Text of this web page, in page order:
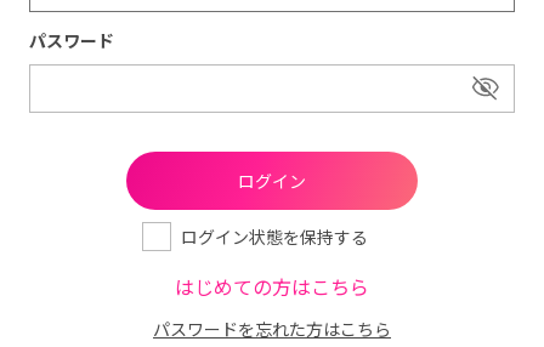
パスワード
ログイン状態を保持する
はじめての方はこちら
パスワードを忘れた方はこちら